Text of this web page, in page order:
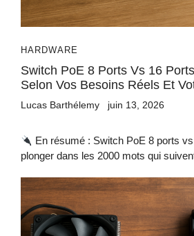
HARDWARE
Switch PoE 8 Ports Vs 16
Selon Vos Besoins Réels Et
Lucas Barthélemy juin 13, 2026
En résumé : Switch PoE 8 ports
plonger dans les 2000 mots qui